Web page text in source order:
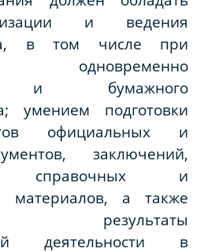
и ведения
в том числе при
одновременно
и бумажного
умением подготовки
официальных и
заключений,
справочных и
материалов, а также
результаты
деятельности в